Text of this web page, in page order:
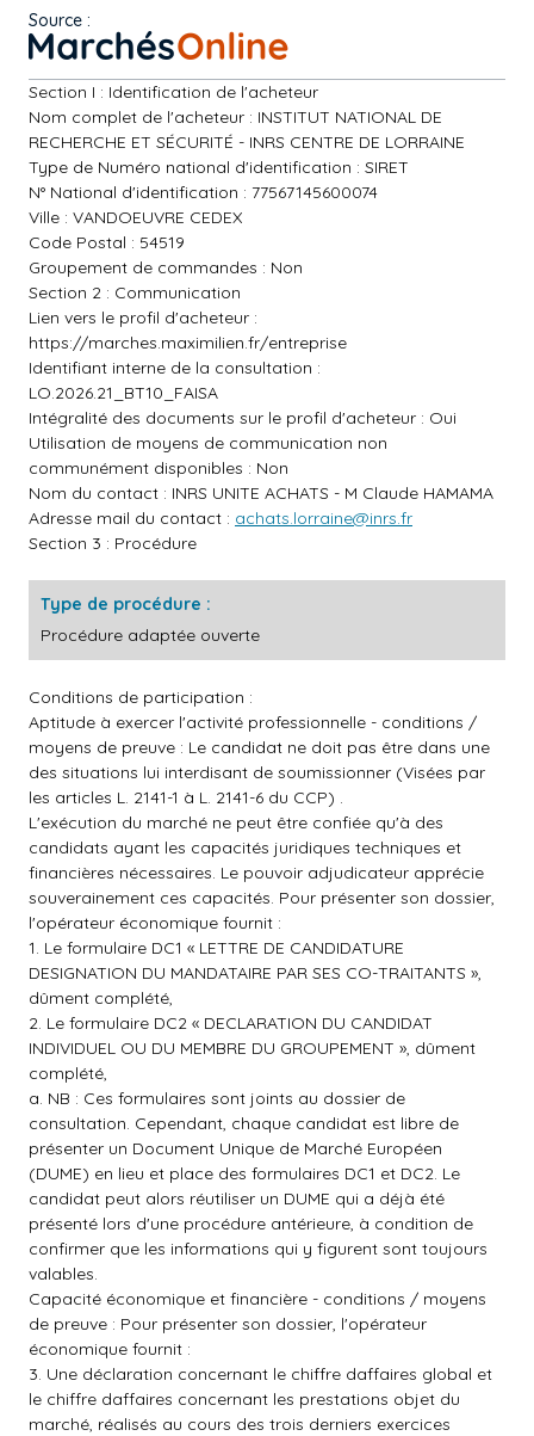
Source :
Section I : Identification de l'acheteur
Nom complet de l'acheteur : INSTITUT NATIONAL DE
RECHERCHE ET SÉCURITÉ - INRS CENTRE DE LORRAINE
Type de Numéro national d'identification : SIRET
N° National d'identification : 77567145600074
Ville : VANDOEUVRE CEDEX
Code Postal : 54519
Groupement de commandes : Non
Section 2 : Communication
Lien vers le profil d'acheteur :
https://marches.maximilien.fr/entreprise
Identifiant interne de la consultation :
LO.2026.21_BT10_FAISA
Intégralité des documents sur le profil d'acheteur : Oui
Utilisation de moyens de communication non
communément disponibles : Non
Nom du contact : INRS UNITE ACHATS - M Claude HAMAMA
Adresse mail du contact : achats.lorraine@inrs.fr
Section 3 : Procédure
Type de procédure :
Procédure adaptée ouverte
Conditions de participation :
Aptitude à exercer l'activité professionnelle - conditions /
moyens de preuve : Le candidat ne doit pas être dans une
des situations lui interdisant de soumissionner (Visées par
les articles L. 2141-1 à L. 2141-6 du CCP) .
L'exécution du marché ne peut être confiée qu'à des
candidats ayant les capacités juridiques techniques et
financières nécessaires. Le pouvoir adjudicateur apprécie
souverainement ces capacités. Pour présenter son dossier,
l'opérateur économique fournit :
1. Le formulaire DC1 « LETTRE DE CANDIDATURE
DESIGNATION DU MANDATAIRE PAR SES CO-TRAITANTS »,
dûment complété,
2. Le formulaire DC2 « DECLARATION DU CANDIDAT
INDIVIDUEL OU DU MEMBRE DU GROUPEMENT », dûment
complété,
a. NB : Ces formulaires sont joints au dossier de
consultation. Cependant, chaque candidat est libre de
présenter un Document Unique de Marché Européen
(DUME) en lieu et place des formulaires DC1 et DC2. Le
candidat peut alors réutiliser un DUME qui a déjà été
présenté lors d'une procédure antérieure, à condition de
confirmer que les informations qui y figurent sont toujours
valables.
Capacité économique et financière - conditions / moyens
de preuve : Pour présenter son dossier, l'opérateur
économique fournit :
3. Une déclaration concernant le chiffre daffaires global et
le chiffre daffaires concernant les prestations objet du
marché, réalisés au cours des trois derniers exercices